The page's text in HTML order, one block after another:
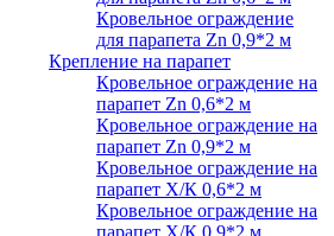
Кровельное ограждение
для парапета Zn 0,9*2 м
Крепление на парапет
Кровельное ограждение на
парапет Zn 0,6*2 м
Кровельное ограждение на
парапет Zn 0,9*2 м
Кровельное ограждение на
парапет Х/К 0,6*2 м
Кровельное ограждение на
парапет Х/К 0,9*2 м